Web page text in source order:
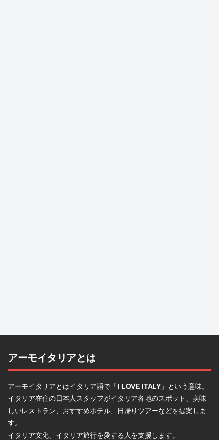
アーモイタリアとは
アーモイタリアとはイタリア語で「I LOVE ITALY 」という意味。
イタリア在住の日本人スタッフがイタリア各地のスポット、美味
しいレストラン、おすすめホテル、日帰りツアーなどを提案しま
す。
イタリア文化、イタリア旅行を愛する人を支援します。